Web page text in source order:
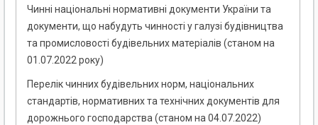
Чинні національні нормативні документи України та
документи, що набудуть чинності у галузі будівництва
та промисловості будівельних матеріалів (станом на
01.07.2022 року)
Перелік чинних будівельних норм, національних
стандартів, нормативних та технічних документів для
дорожнього господарства (станом на 04.07.2022)